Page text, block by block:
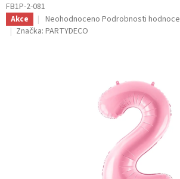
FB1P-2-081
Akce
Průměrné
hodnocení
Neohodnoceno Podrobnosti
Značka: PARTYDECO